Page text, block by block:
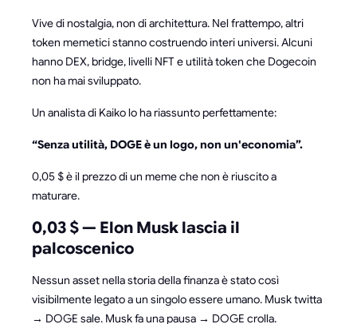
Vive di nostalgia, non di architettura. Nel frattempo, altri
token memetici stanno costruendo interi universi. Alcuni
hanno DEX, bridge, livelli NFT e utilità token che Dogecoin
non ha mai sviluppato.
Un analista di Kaiko lo ha riassunto perfettamente:
“Senza utilità, DOGE è un logo, non un'economia”.
0,05 $ è il prezzo di un meme che non è riuscito a
maturare.
0,03 $ — Elon Musk lascia il
palcoscenico
Nessun asset nella storia della finanza è stato così
visibilmente legato a un singolo essere umano. Musk twitta
→ DOGE sale. Musk fa una pausa → DOGE crolla.